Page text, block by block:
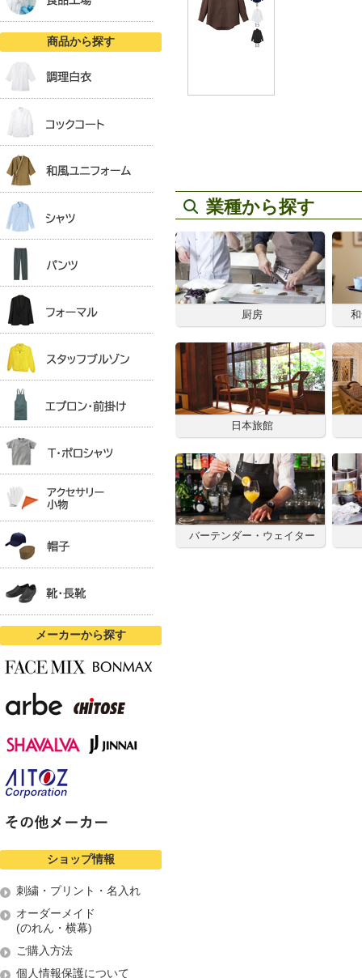
商品から探す
メーカーから探す
ショップ情報
刺繍・プリント・名入れ
オーダーメイド
(のれん・横幕)
ご購入方法
個人情報保護について
業種から探す
厨房
日本旅館
バーテンダー・ウェイター